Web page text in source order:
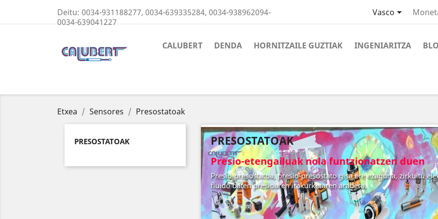
Deitu: 0034-931188277, 0034-639335284, 0034-938962094-
0034-639041227
Vasco
CALUBERT DENDA HORNITZAILE GUZTIAK INGENIARITZA
Etxea Sensores Presostatoak
PRESOSTATOAK PRESOSTATOAK
Presio-etengailuak nola funtzionatzen duen
Presio-presostatoa, presio-presostato gisa ere ezaguna, zirkuitu
fluido baten presioaren irakurketaren arabera.